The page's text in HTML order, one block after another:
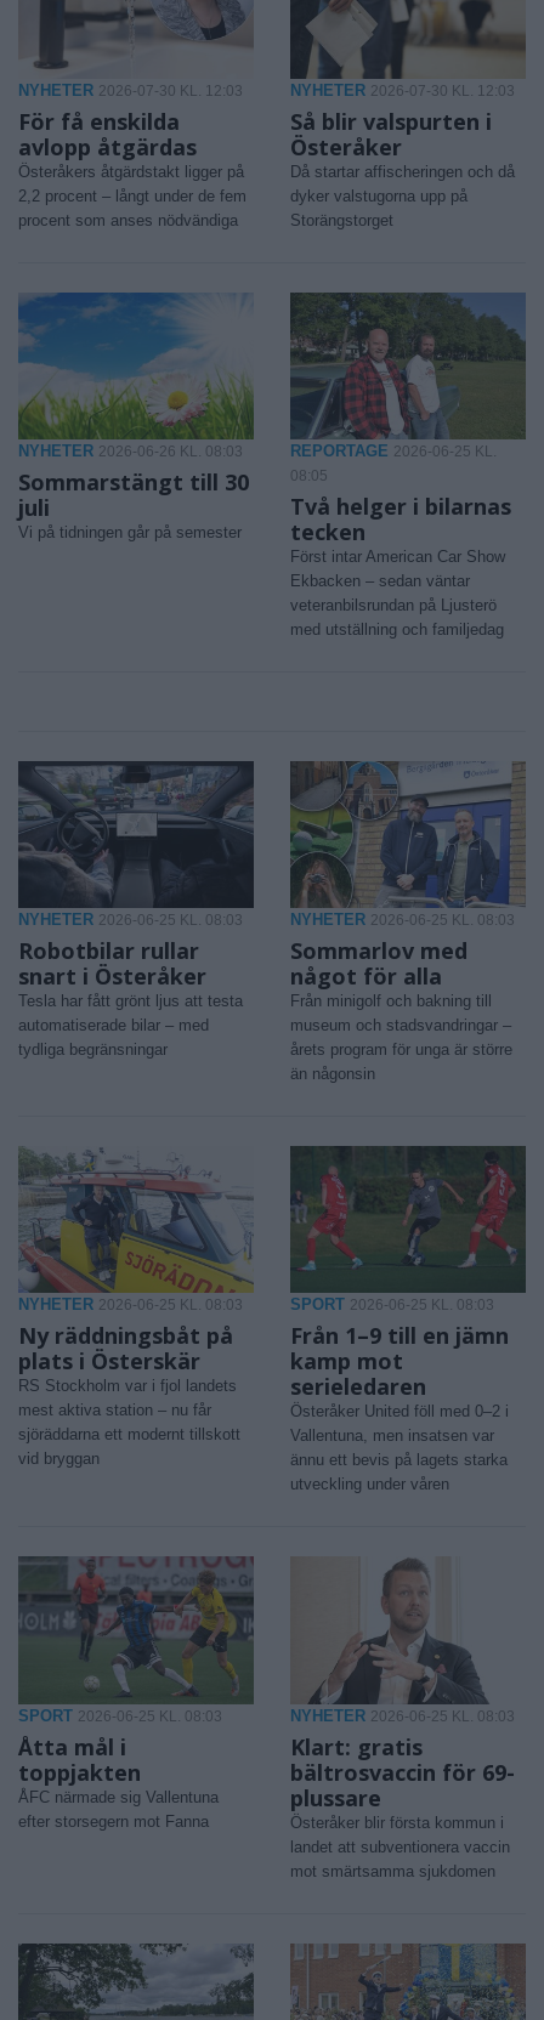
NYHETER 2026-07-30 KL. 12:03
För få enskilda
avlopp åtgärdas
Österåkers åtgärdstakt ligger på
2,2 procent – långt under de fem
procent som anses nödvändiga
NYHETER 2026-07-30 KL. 12:03
Så blir valspurten i
Österåker
Då startar affischeringen och då
dyker valstugorna upp på
Storängstorget
NYHETER 2026-06-26 KL. 08:03
Sommarstängt till 30
juli
Vi på tidningen går på semester
REPORTAGE 2026-06-25 KL.
08:05
Två helger i bilarnas
tecken
Först intar American Car Show
Ekbacken – sedan väntar
veteranbilsrundan på Ljusterö
med utställning och familjedag
NYHETER 2026-06-25 KL. 08:03
Robotbilar rullar
snart i Österåker
Tesla har fått grönt ljus att testa
automatiserade bilar – med
tydliga begränsningar
NYHETER 2026-06-25 KL. 08:03
Sommarlov med
något för alla
Från minigolf och bakning till
museum och stadsvandringar –
årets program för unga är större
än någonsin
NYHETER 2026-06-25 KL. 08:03
Ny räddningsbåt på
plats i Österskär
RS Stockholm var i fjol landets
mest aktiva station – nu får
sjöräddarna ett modernt tillskott
vid bryggan
SPORT 2026-06-25 KL. 08:03
Från 1–9 till en jämn
kamp mot
serieledaren
Österåker United föll med 0–2 i
Vallentuna, men insatsen var
ännu ett bevis på lagets starka
utveckling under våren
SPORT 2026-06-25 KL. 08:03
Åtta mål i
toppjakten
ÅFC närmade sig Vallentuna
efter storsegern mot Fanna
NYHETER 2026-06-25 KL. 08:03
Klart: gratis
bältrosvaccin för 69-
plussare
Österåker blir första kommun i
landet att subventionera vaccin
mot smärtsamma sjukdomen